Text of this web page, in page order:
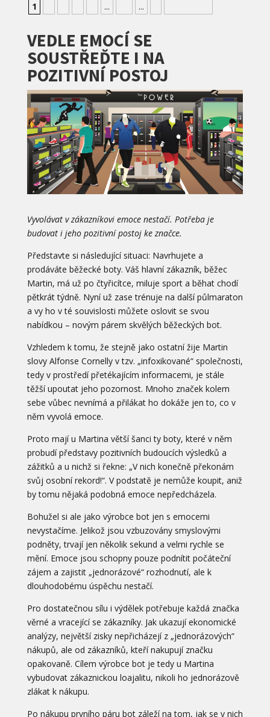
1 ... ...
VEDLE EMOCÍ SE
SOUSTŘEĎTE I NA
POZITIVNÍ POSTOJ
Vyvolávat v zákazníkovi emoce nestačí. Potřeba je
budovat i jeho pozitivní postoj ke značce.
Představte si následující situaci: Navrhujete a
prodáváte běžecké boty. Váš hlavní zákazník, běžec
Martin, má už po čtyřicítce, miluje sport a běhat chodí
pětkrát týdně. Nyní už zase trénuje na další půlmaraton
a vy ho v té souvislosti můžete oslovit se svou
nabídkou – novým párem skvělých běžeckých bot.
Vzhledem k tomu, že stejně jako ostatní žije Martin
slovy Alfonse Cornelly v tzv. „infoxikované“ společnosti,
tedy v prostředí přetékajícím informacemi, je stále
těžší upoutat jeho pozornost. Mnoho značek kolem
sebe vůbec nevnímá a přilákat ho dokáže jen to, co v
něm vyvolá emoce.
Proto mají u Martina větší šanci ty boty, které v něm
probudí představy pozitivních budoucích výsledků a
zážitků a u nichž si řekne: „V nich konečně překonám
svůj osobní rekord!“. V podstatě je nemůže koupit, aniž
by tomu nějaká podobná emoce nepředcházela.
Bohužel si ale jako výrobce bot jen s emocemi
nevystačíme. Jelikož jsou vzbuzovány smyslovými
podněty, trvají jen několik sekund a velmi rychle se
mění. Emoce jsou schopny pouze podnítit počáteční
zájem a zajistit „jednorázové“ rozhodnutí, ale k
dlouhodobému úspěchu nestačí.
Pro dostatečnou sílu i výdělek potřebuje každá značka
věrné a vracející se zákazníky. Jak ukazují ekonomické
analýzy, největší zisky nepřicházejí z „jednorázových“
nákupů, ale od zákazníků, kteří nakupují značku
opakovaně. Cílem výrobce bot je tedy u Martina
vybudovat zákaznickou loajalitu, nikoli ho jednorázově
zlákat k nákupu.
Po nákupu prvního páru bot záleží na tom, jak se v nich